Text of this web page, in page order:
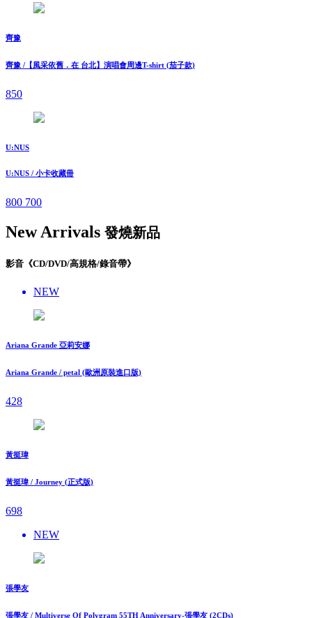
齊豫
齊豫 /【風采依舊．在 台北】演唱會周邊T-shirt (茄子款)
850
U:NUS
U:NUS / 小卡收藏冊
800 700
New Arrivals 發燒新品
影音《CD/DVD/高規格/錄音帶》
NEW
Ariana Grande 亞莉安娜
Ariana Grande / petal (歐洲原裝進口版)
428
黃挺瑋
黃挺瑋 / Journey (正式版)
698
NEW
張學友
張學友 / Multiverse Of Polygram 55TH Anniversary-張學友 (2CDs)